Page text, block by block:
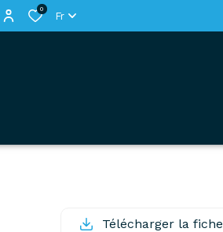
0
Fr
Télécharger la fiche